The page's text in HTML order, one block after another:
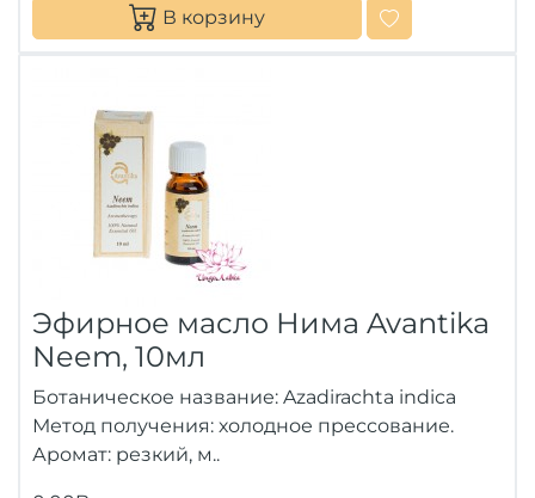
В корзину
Эфирное масло Нима Avantika
Neem, 10мл
Ботаническое название: Azadirachta indica
Метод получения: холодное прессование.
Аромат: резкий, м..